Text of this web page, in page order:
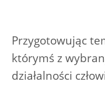
Przygotowując
którymś z
działalności